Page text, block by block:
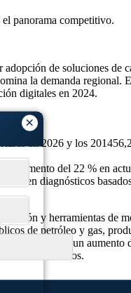
×
el panorama competitivo.
de soluciones de
la demanda regional.
digitales en 2024.
en 2026 y los
aumento del 22 % en
en diagnósticos
y herramientas de
de petróleo y gas,
impulsado un
de caudalímetros.